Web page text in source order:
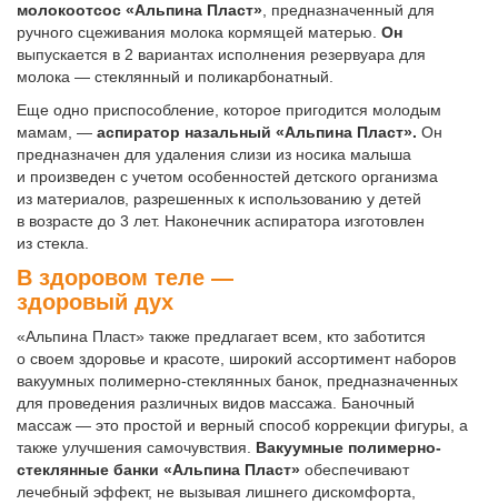
молокоотсос «Альпина Пласт» , предназначенный для
ручного сцеживания молока кормящей матерью. Он
выпускается в 2 вариантах исполнения резервуара для
молока — стеклянный и поликарбонатный.
Еще одно приспособление, которое пригодится молодым
мамам, — аспиратор назальный «Альпина Пласт». Он
предназначен для удаления слизи из носика малыша
и произведен с учетом особенностей детского организма
из материалов, разрешенных к использованию у детей
в возрасте до 3 лет. Наконечник аспиратора изготовлен
из стекла.
В здоровом теле —
здоровый дух
«Альпина Пласт» также предлагает всем, кто заботится
о своем здоровье и красоте, широкий ассортимент наборов
вакуумных полимерно-стеклянных банок, предназначенных
для проведения различных видов массажа. Баночный
массаж — это простой и верный способ коррекции фигуры, а
также улучшения самочувствия. Вакуумные полимерно-
стеклянные банки «Альпина Пласт» обеспечивают
лечебный эффект, не вызывая лишнего дискомфорта,